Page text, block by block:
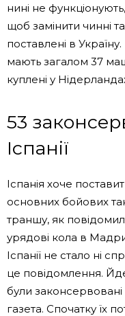
нині не
щоб замінити чинні
поставлені в
мають загалом 37
куплені у
53
Іспанії
Іспанія хоче
основних бойових
траншу, як
урядові кола в
Іспанії не стало ні
це повідомлення.
були
газета. Спочатку їх